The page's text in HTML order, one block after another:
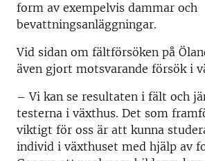
form av exempelvis dammar och
bevattningsanläggningar.
Vid sidan om fältförsöken på
även gjort motsvarande försök i
– Vi kan se resultaten i fält och
testerna i växthus. Det som
viktigt för oss är att kunna
individ i växthuset med hjälp av